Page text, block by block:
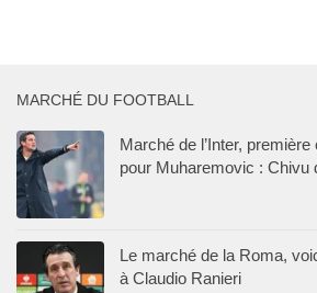
MARCHÉ DU FOOTBALL
Marché de l’Inter,
pour Muharemovic : Chivu
Le marché de la Roma,
à Claudio Ranieri